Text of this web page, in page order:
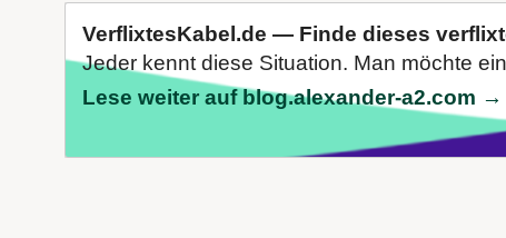
VerflixtesKabel.de — Finde dieses
Jeder kennt diese Situation. Man möchte
Lese weiter auf blog.alexander-a2.com →